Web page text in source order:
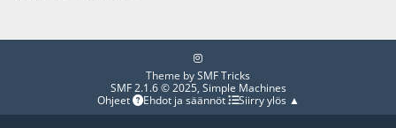
Theme bySMF Tricks
SMF 2.1.6 © 2025, Simple Machines
Ohjeet
Ehdot ja säännöt Siirry ylös ▲